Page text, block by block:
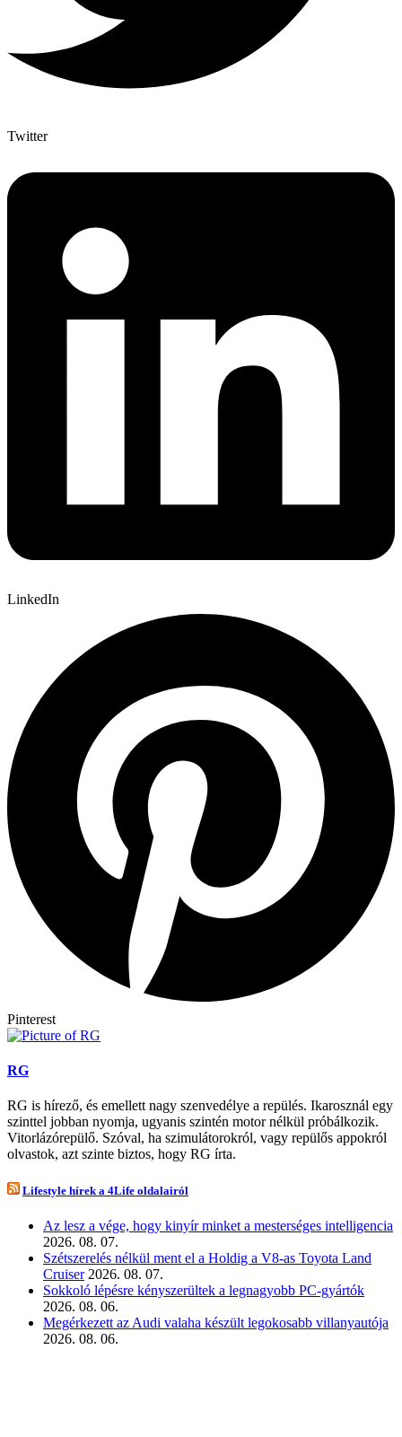
Twitter
LinkedIn
Pinterest
RG
RG is hírező, és emellett nagy szenvedélye a repülés. Ikarosznál egy
szinttel jobban nyomja, ugyanis szintén motor nélkül próbálkozik.
Vitorlázórepülő. Szóval, ha szimulátorokról, vagy repülős appokról
olvastok, azt szinte biztos, hogy RG írta.
Lifestyle hírek a 4Life oldalairól
Az lesz a vége, hogy kinyír minket a mesterséges intelligencia
2026. 08. 07.
Szétszerelés nélkül ment el a Holdig a V8-as Toyota Land
Cruiser 2026. 08. 07.
Sokkoló lépésre kényszerültek a legnagyobb PC-gyártók
2026. 08. 06.
Megérkezett az Audi valaha készült legokosabb villanyautója
2026. 08. 06.